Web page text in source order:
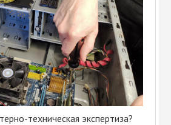
техническая экспертиза?